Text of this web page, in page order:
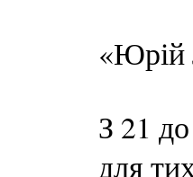
«Юрій
З 21
для